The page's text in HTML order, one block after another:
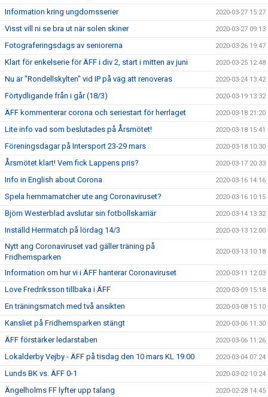
Information kring ungdomsserier 2020-03-27 15:27
Visst vill ni se bra ut när solen skiner 2020-03-27 09:13
Fotograferingsdags av seniorerna 2020-03-26 19:47
Klart för enkelserie för ÄFF i div 2, start i mitten av juni 2020-03-25 12:48
Nu är "Rondellskylten" vid IP på väg att renoveras 2020-03-24 13:42
Förtydligande från i går (18/3) 2020-03-19 13:32
ÄFF kommenterar corona och seriestart för herrlaget 2020-03-18 21:20
Lite info vad som beslutades på Årsmötet! 2020-03-18 15:41
Föreningsdagar på Intersport 23-29 mars 2020-03-18 10:30
Årsmötet klart! Vem fick Lappens pris? 2020-03-17 20:33
Info in English about Corona 2020-03-16 14:16
Spela hemmamatcher ute ang Coronaviruset? 2020-03-16 10:15
Björn Westerblad avslutar sin fotbollskarriär 2020-03-14 13:32
Inställd Herrmatch på lördag 14/3 2020-03-13 12:00
Nytt ang Coronaviruset vad gäller träning på
Fridhemsparken
2020-03-13 10:18
Information om hur vi i ÄFF hanterar Coronaviruset 2020-03-11 12:03
Love Fredriksson tillbaka i ÄFF 2020-03-09 15:18
En träningsmatch med två ansikten 2020-03-08 15:10
Kansliet på Fridhemsparken stängt 2020-03-06 11:30
ÄFF förstärker ledarstaben 2020-03-06 11:26
Lokalderby Vejby - ÄFF på tisdag den 10 mars KL 19.00 2020-03-04 07:24
Lunds BK vs. ÄFF 0-1 2020-03-02 10:24
Ängelholms FF lyfter upp talang 2020-02-28 14:45